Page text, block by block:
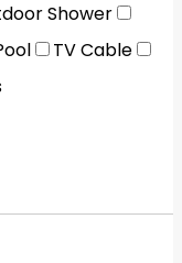
Shower
TV Cable